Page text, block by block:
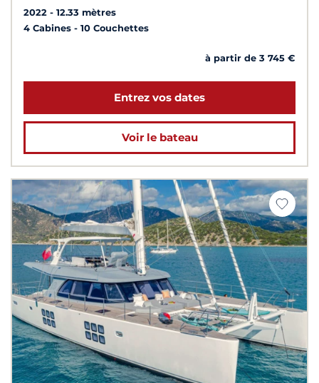
2022
12.33 mètres
4 Cabines
10 Couchettes
à partir de 3 745 €
Entrez vos dates
Voir le bateau